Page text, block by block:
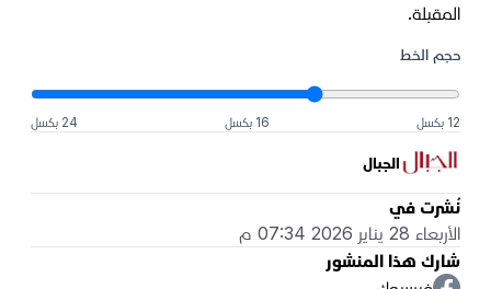
المقبلة.
حجم الخط
12 بكسل 16 بكسل 24 بكسل
الجبال
نُشرت في
الأربعاء 28 يناير 2026 07:34 م
شارك هذا المنشور